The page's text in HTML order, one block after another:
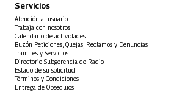
Servicios
Atención al usuario
Trabaja con nosotros
Calendario de actividades
Buzón Peticiones, Quejas, Reclamos y Denuncias
Tramites y Servicios
Directorio Subgerencia de Radio
Estado de su solicitud
Términos y Condiciones
Entrega de Obsequios